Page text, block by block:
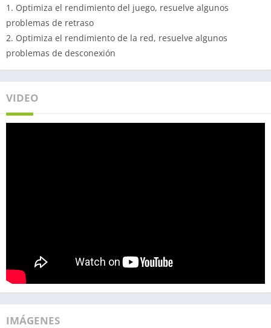
1. Optimiza el rendimiento del juego, resuelve algunos
problemas de retraso
2. Optimiza el rendimiento de la red, resuelve algunos
problemas de desconexión
VIDEO
IMÁGENES